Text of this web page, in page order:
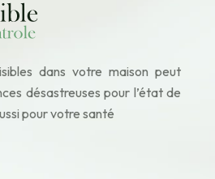
dans votre maison peut
désastreuses pour l’état de
pour votre santé